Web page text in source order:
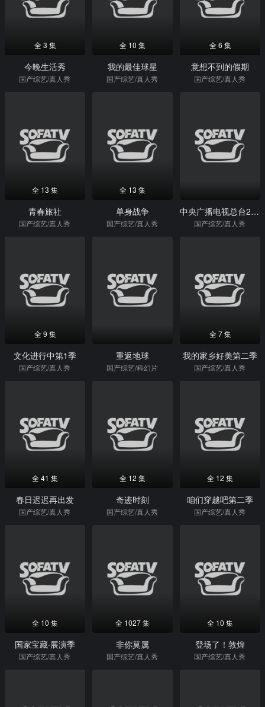
全 3 集
今晚生活秀
国产综艺/真人秀
全 10 集
我的最佳球星
国产综艺/真人秀
全 6 集
意想不到的假期
国产综艺/真人秀
全 13 集
青春旅社
国产综艺/真人秀
全 13 集
单身战争
国产综艺/真人秀
中央广播电视总台2022网络春晚
国产综艺/真人秀
全 9 集
文化进行中第1季
国产综艺/真人秀
重返地球
国产综艺/科幻片
全 7 集
我的家乡好美第二季
国产综艺/真人秀
全 41 集
春日迟迟再出发
国产综艺/真人秀
全 12 集
奇迹时刻
国产综艺/真人秀
全 12 集
咱们穿越吧第二季
国产综艺/真人秀
全 10 集
国家宝藏·展演季
国产综艺/真人秀
全 1027 集
非你莫属
国产综艺/真人秀
全 10 集
登场了！敦煌
国产综艺/真人秀